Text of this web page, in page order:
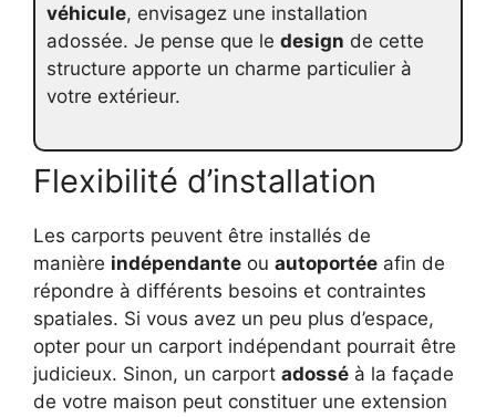
véhicule, envisagez une installation
adossée. Je pense que le design de cette
structure apporte un charme particulier à
votre extérieur.
Flexibilité d’installation
Les carports peuvent être installés de
manière indépendante ou autoportée afin de
répondre à différents besoins et contraintes
spatiales. Si vous avez un peu plus d’espace,
opter pour un carport indépendant pourrait être
judicieux. Sinon, un carport adossé à la façade
de votre maison peut constituer une extension